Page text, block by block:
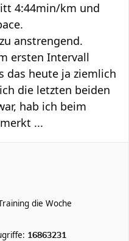
4:44min/km und
anstrengend.
ersten Intervall
das heute ja ziemlich
die letzten beiden
hab ich beim
...
die Woche
16863231